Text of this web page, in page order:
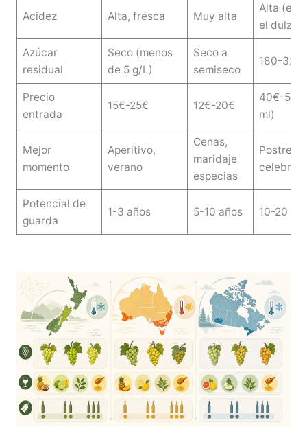
Acidez Alta, fresca Muy alta
Alta
el dulzor)
Azúcar
residual
Seco (menos
de 5 g/L)
Seco a
semiseco
180-320
Precio
entrada
15€-25€ 12€-20€
40€-50€
ml)
Mejor
momento
Aperitivo,
verano
Cenas,
maridaje
especias
Postre,
Potencial de
guarda
1-3 años 5-10 años 10-20